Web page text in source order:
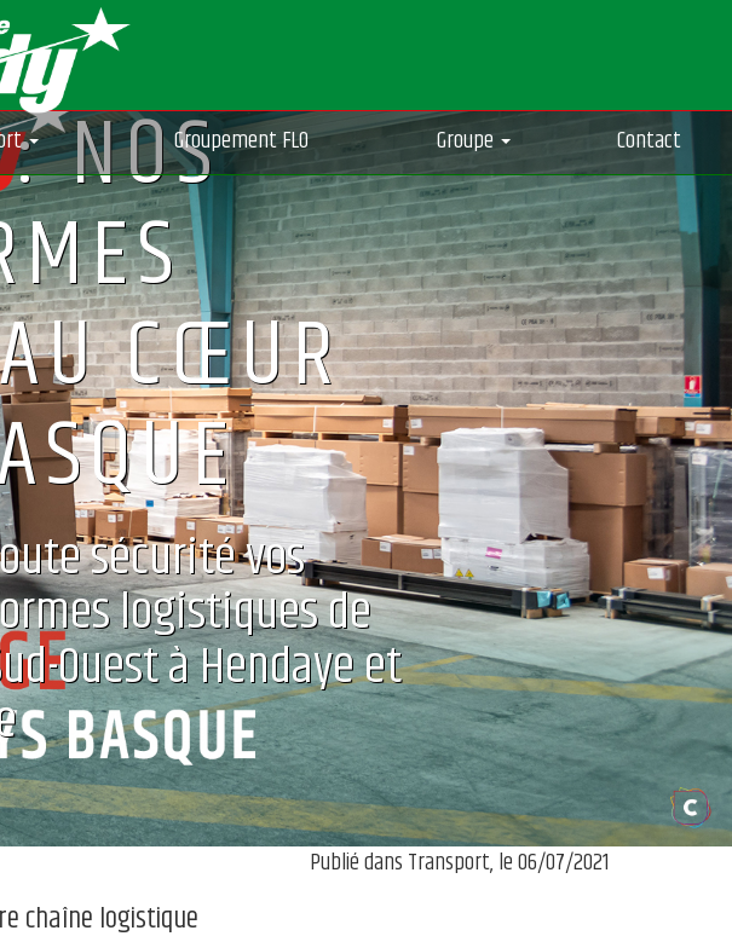
Groupement FLO Groupe Contact
NOS
CŒUR
sécurité vos
logistiques de
Ouest à Hendaye et
Publié dans Transport, le 06/07/2021
chaîne logistique